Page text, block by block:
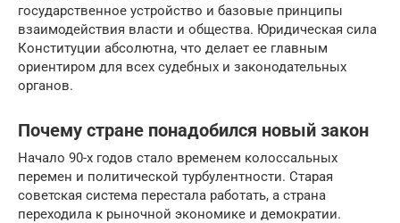
государственное устройство и базовые принципы
взаимодействия власти и общества. Юридическая сила
Конституции абсолютна, что делает ее главным
ориентиром для всех судебных и законодательных
органов.
Почему стране понадобился новый закон
Начало 90-х годов стало временем колоссальных
перемен и политической турбулентности. Старая
советская система перестала работать, а страна
переходила к рыночной экономике и демократии.